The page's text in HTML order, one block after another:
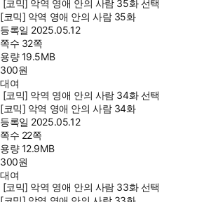
[코믹] 악역 영애 안의 사람 35화 선택
[코믹] 악역 영애 안의 사람 35화
등록일 2025.05.12
쪽수 32쪽
용량19.5MB
300원
대여
[코믹] 악역 영애 안의 사람 34화 선택
[코믹] 악역 영애 안의 사람 34화
등록일 2025.05.12
쪽수 22쪽
용량12.9MB
300원
대여
[코믹] 악역 영애 안의 사람 33화 선택